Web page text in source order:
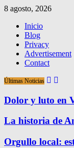
8 agosto, 2026
Inicio
Blog
Privacy
Advertisement
Contact
Últimas Noticias
Dolor y luto en
La historia de
Orgullo local: